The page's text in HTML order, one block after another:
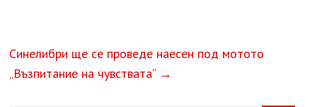
Синелибри ще се проведе наесен под мотото
„Възпитание на чувствата“ →